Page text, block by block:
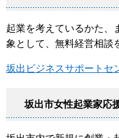
起業を考えているかた、
象として、無料経営相談
坂出ビジネスサポートセ
坂出市女性起業家応